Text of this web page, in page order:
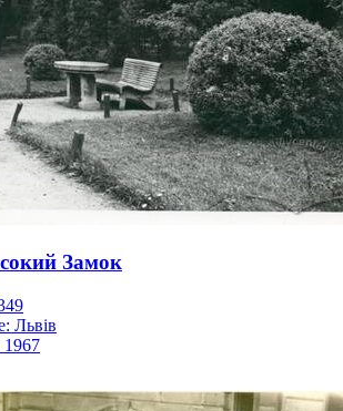
Замок
Львів
1967